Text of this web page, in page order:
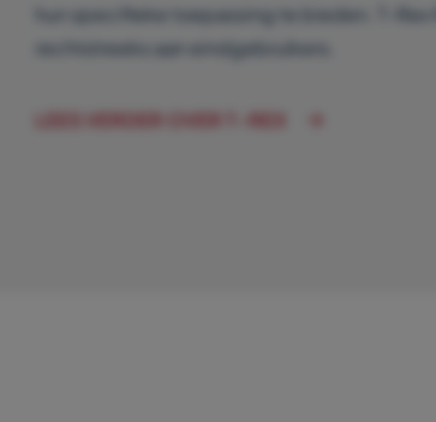
hun specifieke toepassing te bieden. T-
rechtstreeks aan eindgebruikers.
LEES VERDER OVER T-REX